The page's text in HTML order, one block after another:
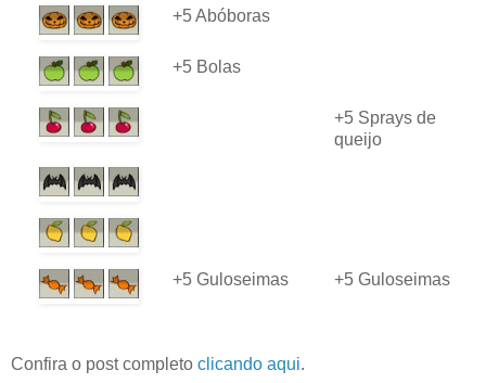
+5 Abóboras
+5 Bolas
+5 Sprays de
queijo
+5 Guloseimas +5 Guloseimas
Confira o post completo clicando aqui.